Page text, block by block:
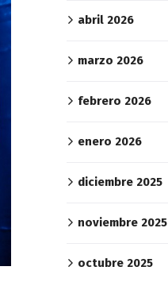
abril 2026
marzo 2026
febrero 2026
enero 2026
diciembre 2025
noviembre 2025
octubre 2025